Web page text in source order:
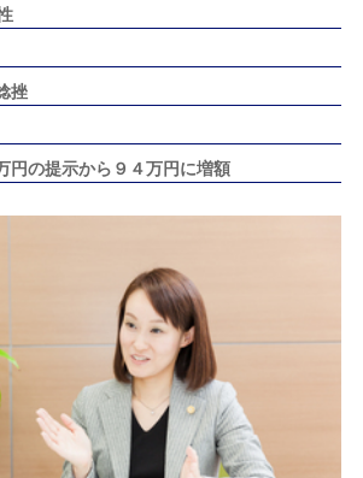
挫
の提示から９４万円に増額